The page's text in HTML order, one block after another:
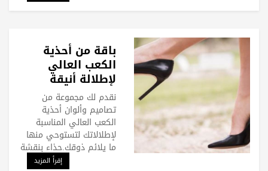
باقة من أحذية
الكعب العالي
لإطلالة أنيقة
نقدم لك مجموعة من
تصاميم وألوان أحذية
الكعب العالي المناسبة
لإطلالاتك لتستوحي منها
ما يلائم ذوقك.حذاء بنقشة
إقرأ المزيد